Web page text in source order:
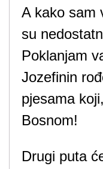
A kako sam
su
Poklanjam
Jozefinin
pjesama
Bosnom!
Drugi puta